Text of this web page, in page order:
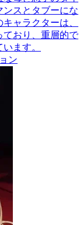
スとタブーにな
ャラクターは、
ており、重層的で
ます。
ン